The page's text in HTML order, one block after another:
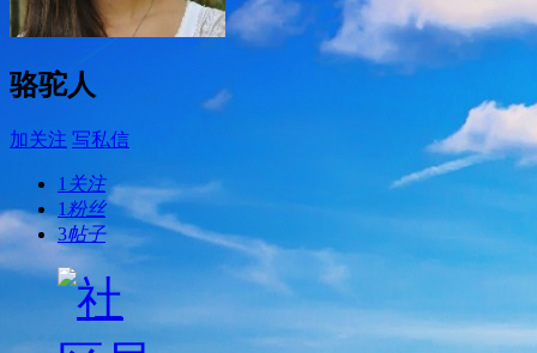
骆驼人
加关注 写私信
1 关注
1 粉丝
3帖子